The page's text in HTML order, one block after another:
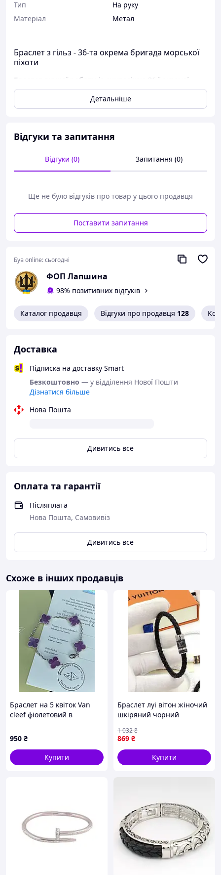
Тип
На руку
Матеріал
Метал
Браслет з гільз - 36-та окрема бригада морської
піхоти
Браслет ручної роботи
із символікою 36-ї окремої
бригади морської піхоти. Виріб поєднує чорне плетіння
та латунні елементи з гільз калібрів 12,7; 7,62х39;
5,56х45 із гравіюванням знака підрозділу й
Такий браслет підійде як пам'ятний аксесуар,
патріотичний подарунок військовослужбовцю,
ветерану, волонтеру або людині, якій близька тематика
української морської піхоти.
центральна латунна гільза калібру 12,7 із
5,56х45 по периметру браслета;
відрізнятися відтінком металу й фактурою.
Фото передають загальний вигляд виробу. Невеликі
відмінності у відтінку латунних деталей можливі через
ручну обробку та освітлення.
Детальніше
Відгуки та запитання
Відгуки (0) Запитання (0)
Ще не було відгуків про товар у цього продавця
Поставити запитання
Був online:сьогодні
ФОП Лапшина
98% позитивних відгуків
Каталог продавця Відгуки про продавця 128
Доставка
Підписка на доставку Smart
Безкоштовно — у відділення Нової Пошти
Дізнатися більше
Нова Пошта
Дивитись все
Оплата та гарантії
Післяплата
Нова Пошта, Самовивіз
Дивитись все
Схоже в інших продавців
Браслет на 5 квіток Van
cleef фіолетовий в
950 ₴
Купити
Браслет луі вітон жіночий
шкіряний чорний
Louis Vuitton Seli
869 ₴
1 032₴
Купити